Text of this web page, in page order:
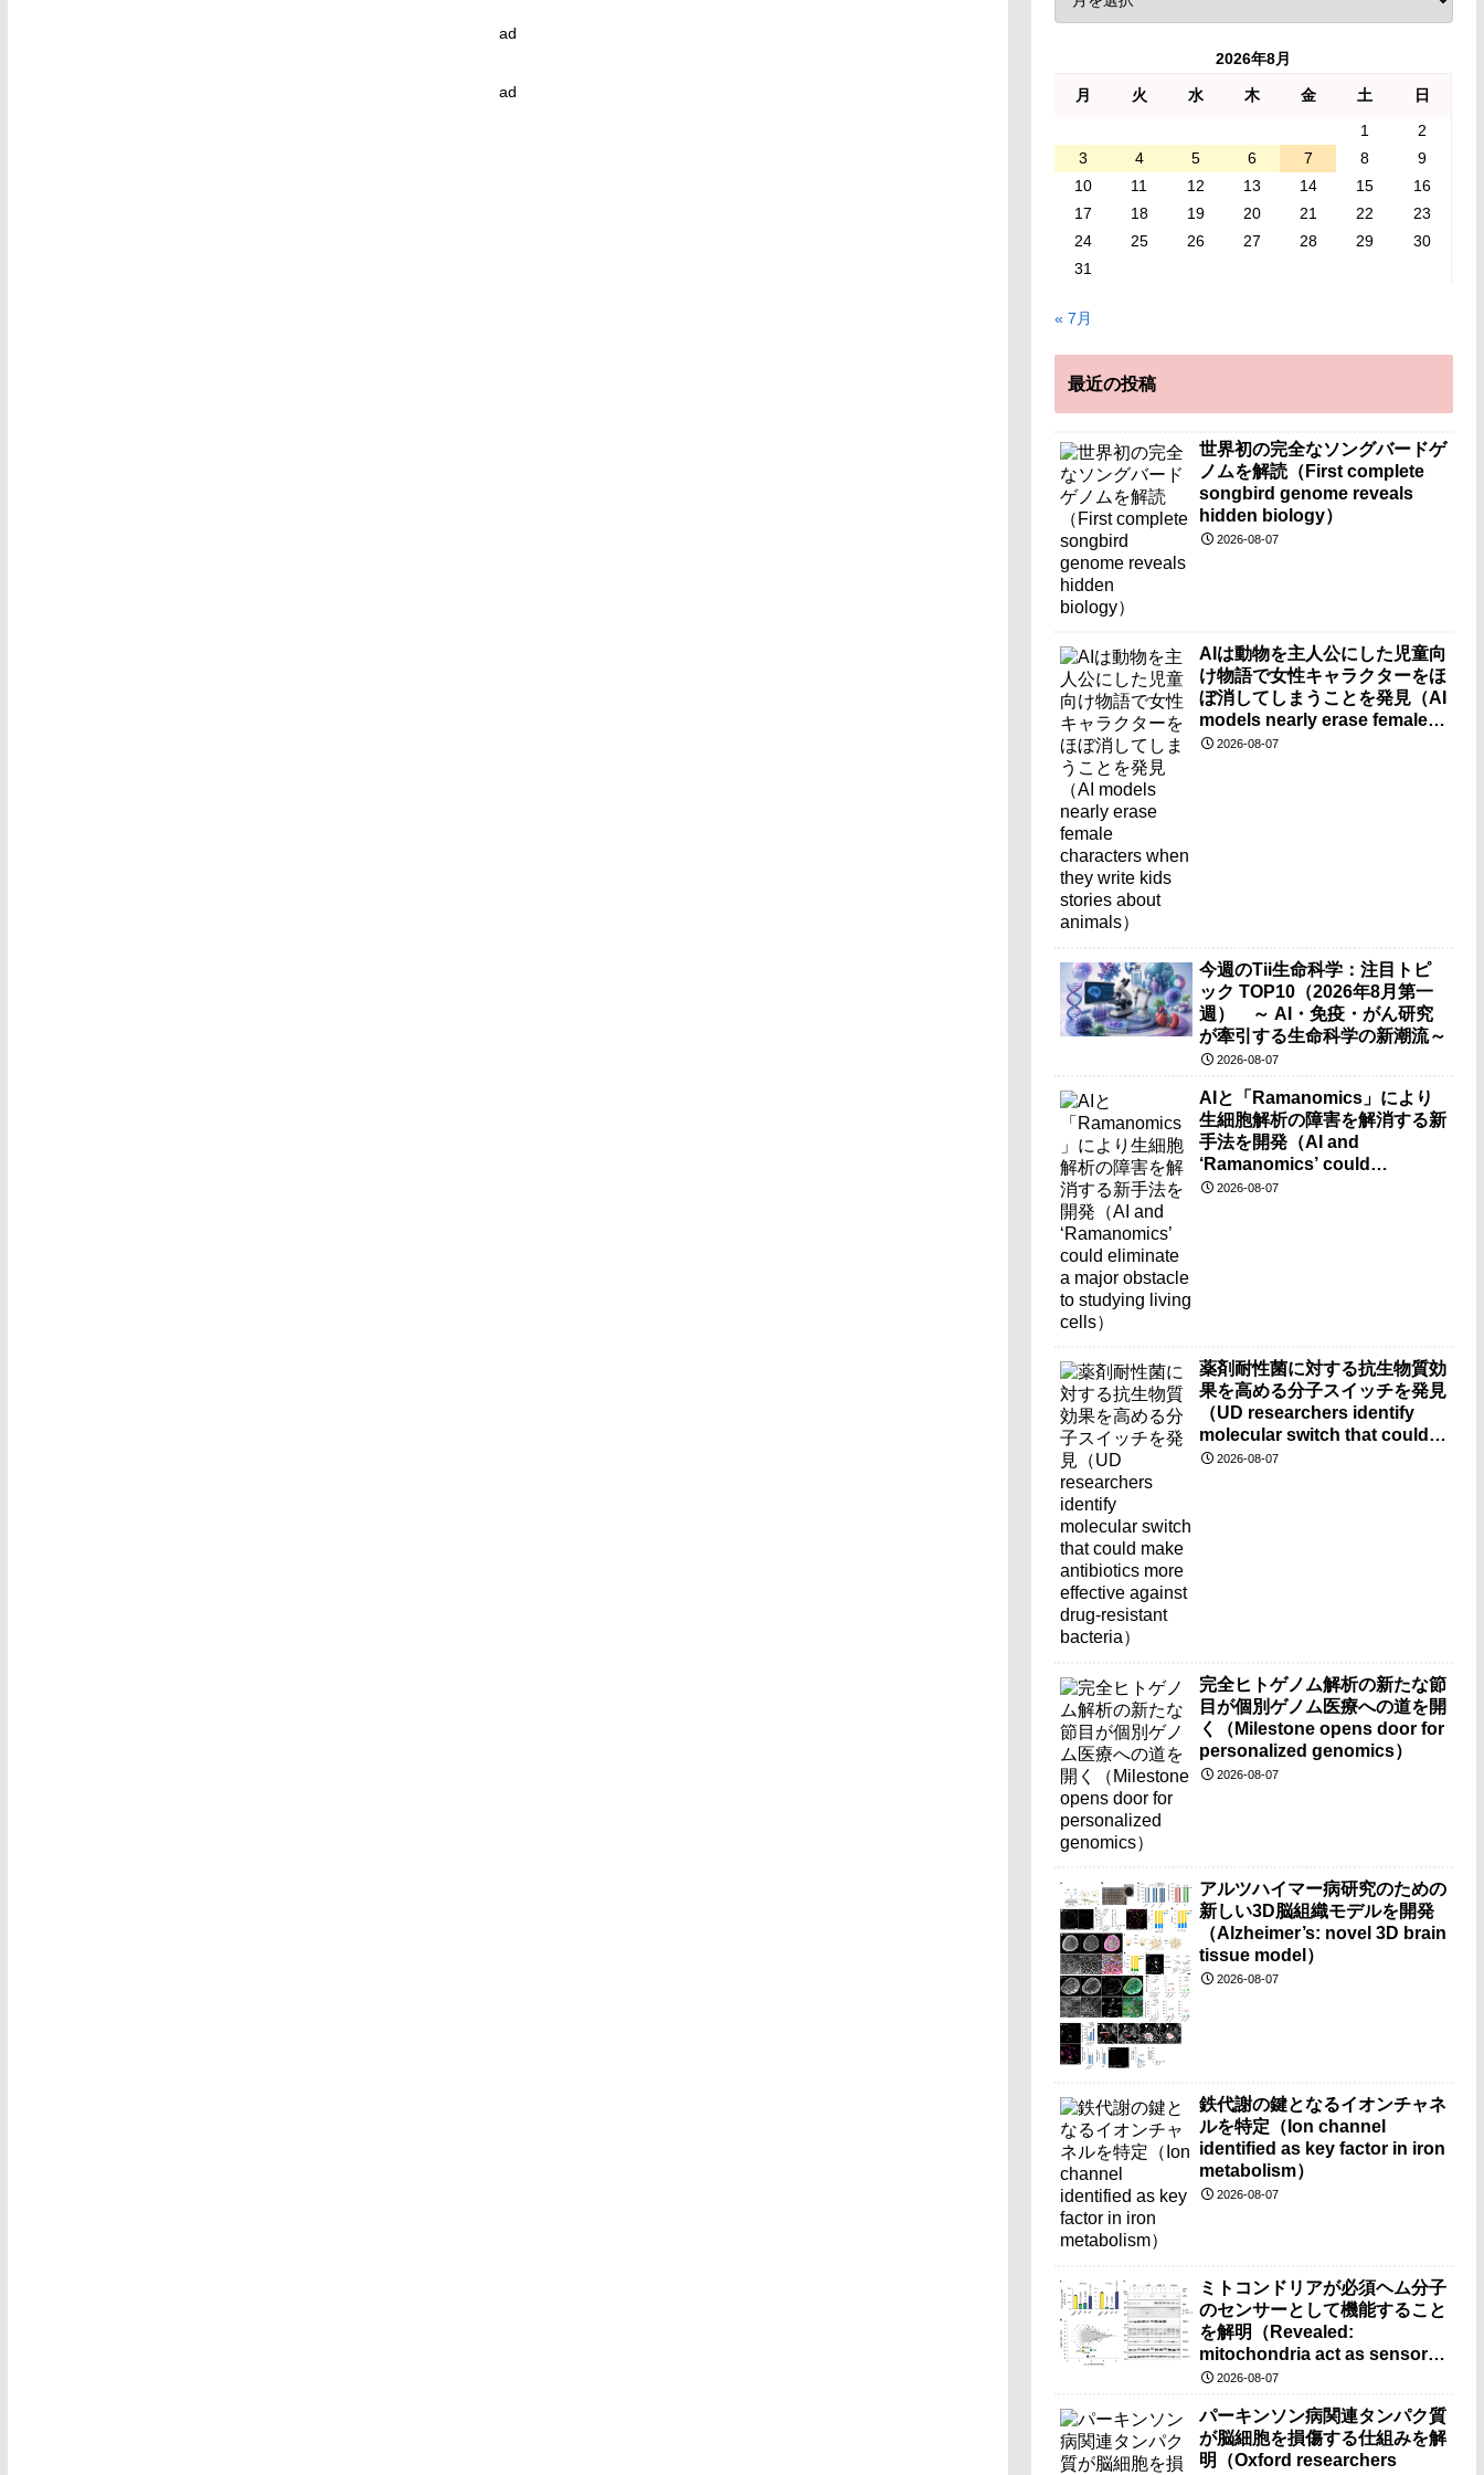
ad
ad
2026年8月
月 火 水 木 金 土
日
1
2
3
4 5 6 7 8
9
10
11 12 13 14 15
16
17
18 19 20 21 22
23
24
25 26 27 28 29
30
31
« 7月
最近の投稿
世界初の完全なソングバードゲ
ノムを解読（First complete
songbird genome reveals
hidden biology）
2026-08-07
AIは動物を主人公にした児童向
け物語で女性キャラクターをほ
ぼ消してしまうことを発見（AI
models nearly erase female
characters when they write
2026-08-07
今週のTii生命科学：注目トピ
ック TOP10（2026年8月第一
週） ～ AI・免疫・がん研究
が牽引する生命科学の新潮流～
2026-08-07
AIと「Ramanomics」により
生細胞解析の障害を解消する新
手法を開発（AI and
‘Ramanomics’ could
eliminate a major obstacle to
2026-08-07
薬剤耐性菌に対する抗生物質効
果を高める分子スイッチを発見
（UD researchers identify
molecular switch that could
make antibiotics more
2026-08-07
完全ヒトゲノム解析の新たな節
目が個別ゲノム医療への道を開
く（Milestone opens door for
personalized genomics）
2026-08-07
アルツハイマー病研究のための
新しい3D脳組織モデルを開発
（Alzheimer’s: novel 3D brain
tissue model）
2026-08-07
鉄代謝の鍵となるイオンチャネ
ルを特定（Ion channel
identified as key factor in iron
metabolism）
2026-08-07
ミトコンドリアが必須ヘム分子
のセンサーとして機能すること
を解明（Revealed:
mitochondria act as sensors
for essential iron molecule）
2026-08-07
パーキンソン病関連タンパク質
が脳細胞を損傷する仕組みを解
明（Oxford researchers